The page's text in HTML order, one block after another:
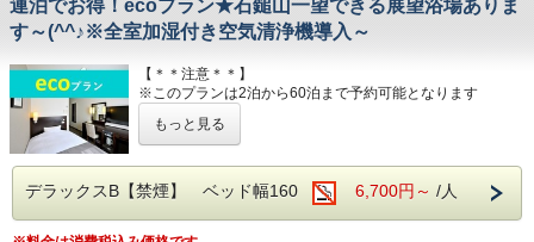
■平面120台駐車場 (敷地内＆第二駐車場)
予約をお願いします（料金が異なります）
■焼き立てパンや産直市から取り寄せた地元
野菜の和洋バイキング(定価：￥1320（税
込）)
朝食付きプランでご予約いただくとお得にお
■室内設備(全部屋１４平米以上)
・シモンズ社製デュベスタイルロング＆ワイ
ドベッドで快適な寝心地
清浄機、今治タオル、各部屋Wi-Fi
■平面120台駐車場 (敷地内＆第二駐車場)
予約をお願いします（料金が異なります）
■焼き立てパンや産直市から取り寄せた地元
込）)
朝食付きプランでご予約いただくとお得にお
■焼き立てパンや産直市から取り寄せた地元野菜の和洋バイ
キング(定価：￥1320（税込）)
がりいただけます
・43型壁掛けテレビ、全室加湿機能付き空気清浄機、今治
連泊でお得！ecoプラン★石鎚山一望できる展望浴場ありま
す～(^^♪※全室加湿付き空気清浄機導入～
【＊＊注意＊＊】
※このプランは2泊から60泊まで予約可能となります
2泊以上限定の【客室清掃なし】のお得なプランです
エコ活動に取り組む方、連泊中の清掃が不要な方におすすめ
なプランです
ただし、4泊以上の場合は衛生上3日に1度清掃に入ります
※1泊のみへの変更は他プラン料金へと変更になります
もっと見る
デラックスB【禁煙】 ベッド幅160 6,700円～ /人